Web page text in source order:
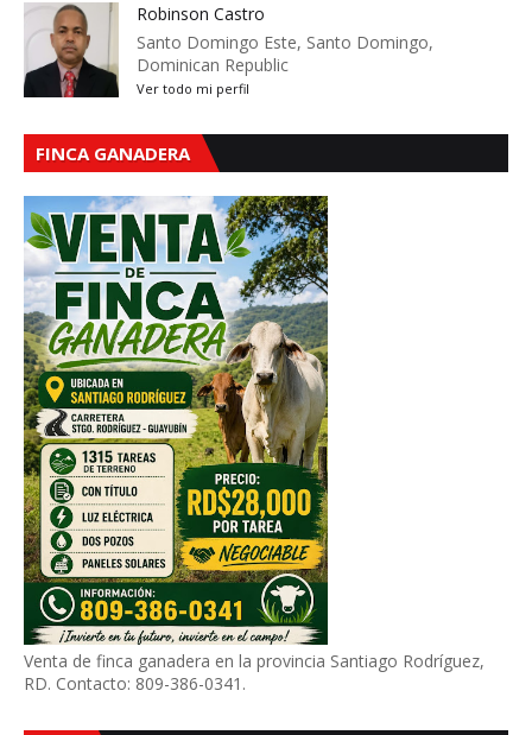
Robinson Castro
Santo Domingo Este, Santo Domingo,
Dominican Republic
Ver todo mi perfil
FINCA GANADERA
Venta de finca ganadera en la provincia Santiago Rodríguez,
RD. Contacto: 809-386-0341.